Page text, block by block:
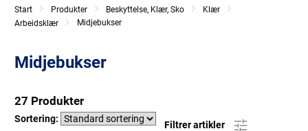
Start Produkter Beskyttelse, Klær, Sko
Klær
Arbeidsklær
Midjebukser
Midjebukser
27 Produkter
Sortering:
Filtrer artikler